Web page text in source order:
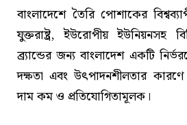
বাংলাদেশে তৈরি পোশাকের
যুক্তরাষ্ট্র, ইউরোপীয় ইউনিয়নসহ
ব্র্যান্ডের জন্য বাংলাদেশ একটি
দক্ষতা এবং উৎপাদনশীলতার
দাম কম ও প্রতিযোগিতামূলক।